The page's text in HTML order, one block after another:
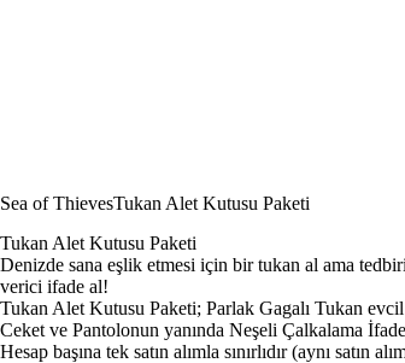
Sea of ThievesTukan Alet Kutusu Paketi
Tukan Alet Kutusu Paketi
Denizde sana eşlik etmesi için bir tukan al ama
verici ifade al!
Tukan Alet Kutusu Paketi; Parlak Gagalı Tukan
Ceket ve Pantolonun yanında Neşeli Çalkalama
Hesap başına tek satın alımla sınırlıdır (aynı satın